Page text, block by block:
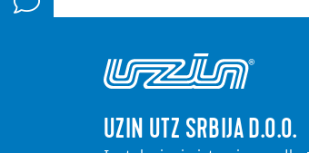
UZIN UTZ SRBIJA D.O.O.